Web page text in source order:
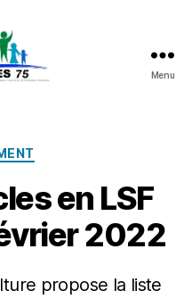
Menu
en LSF
2022
propose la liste